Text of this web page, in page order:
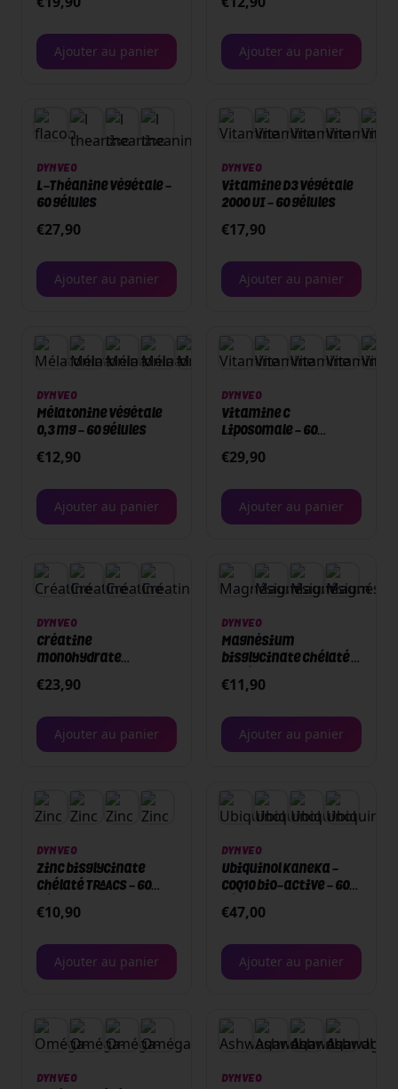
Ajouter au panier Ajouter au panier
DYNVEO
L-Théanine végétale -
60 gélules
€27,90
Ajouter au panier
DYNVEO
Vitamine D3 végétale
2000 UI - 60 gélules
€17,90
Ajouter au panier
+1
DYNVEO
Mélatonine végétale
0,3 mg - 60 gélules
€12,90
Ajouter au panier
DYNVEO
Vitamine C
Liposomale - 60
€29,90
Ajouter au panier
DYNVEO
Créatine
monohydrate
gélules
€23,90
Ajouter au panier
DYNVEO
Magnésium
bisglycinate chélaté -
€11,90
Ajouter au panier
DYNVEO
Zinc bisglycinate
chélaté TRAACS - 60
€10,90
Ajouter au panier
DYNVEO
Ubiquinol Kaneka -
CoQ10 bio-active - 60
€47,00
Ajouter au panier
DYNVEO DYNVEO